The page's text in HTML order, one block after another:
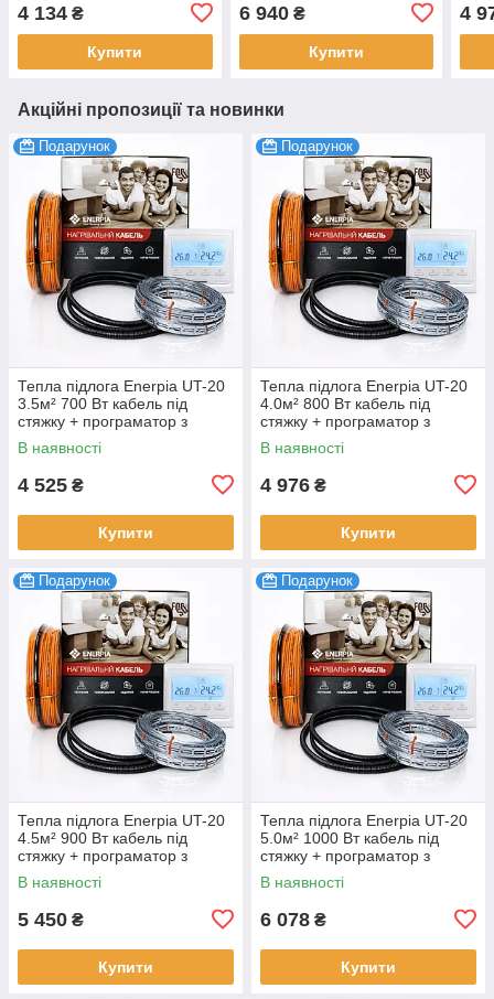
4 134 ₴
Купити
6 940₴
Купити
4
Акційні пропозиції та новинки
Подарунок
Тепла підлога Enerpia UT-20
3.5м² 700 Вт кабель під
стяжку + програматор з
дисплеєм комплект
В наявності
4 525 ₴
Купити
Подарунок
Тепла підлога Enerpia UT-20
4.0м² 800 Вт кабель під
стяжку + програматор з
дисплеєм комплект
В наявності
4 976 ₴
Купити
Подарунок
Тепла підлога Enerpia UT-20
4.5м² 900 Вт кабель під
стяжку + програматор з
дисплеєм комплект
В наявності
5 450 ₴
Купити
Подарунок
Тепла підлога Enerpia UT-20
5.0м² 1000 Вт кабель під
стяжку + програматор з
дисплеєм комплект
В наявності
6 078 ₴
Купити